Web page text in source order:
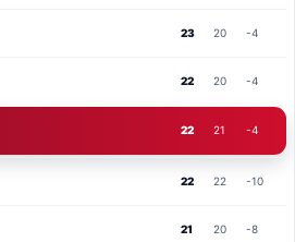
23 20 -4
22 20 -4
22 21 -4
22 22 -10
21 20 -8